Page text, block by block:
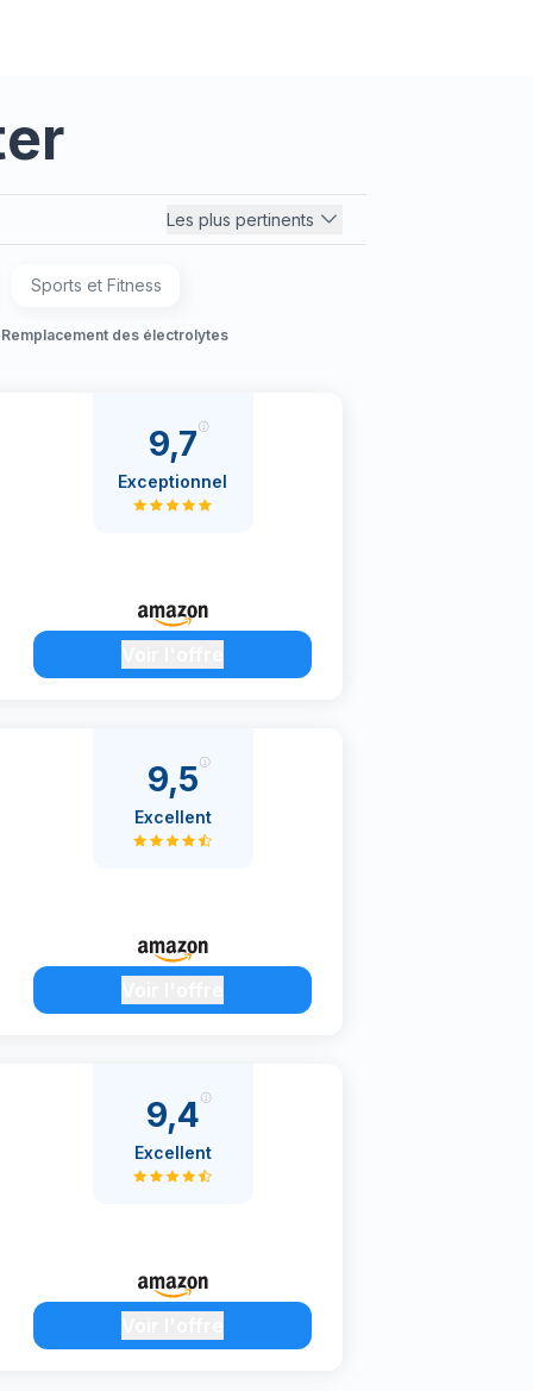
Les plus pertinents
Sports et Fitness
Remplacement des électrolytes
9,7
Exceptionnel
9,5
Excellent
9,4
Excellent